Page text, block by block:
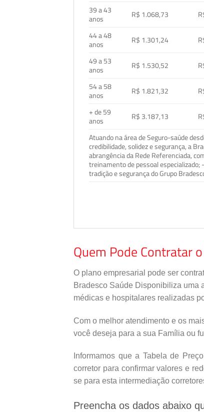
39 a 43
anos
R$ 1.068,73
44 a 48
anos
R$ 1.301,24
49 a 53
anos
R$ 1.530,52
54 a 58
anos
R$ 1.821,32
+ de 59
anos
R$ 3.187,13
Atuando na área de Seguro-saúde
credibilidade, solidez e segurança, a
abrangência da Rede Referenciada,
treinamento de pessoal especializado;
tradição e segurança do Grupo
Quem Pode Contratar
O plano empresarial pode ser
Bradesco Saúde Disponibiliza uma
médicas e hospitalares realizadas
Com o melhor atendimento e os
você deseja para a sua Família ou
Informamos que a Tabela de
corretor para confirmar valores e
se para esta intermediação
Preencha os dados abaixo